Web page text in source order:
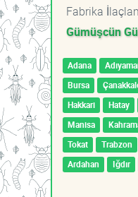
Fabrika
Gümüşcün
Adana
Bursa
Hakkari
Hatay
Manisa
Tokat
Trabzon
Ardahan
Iğdır